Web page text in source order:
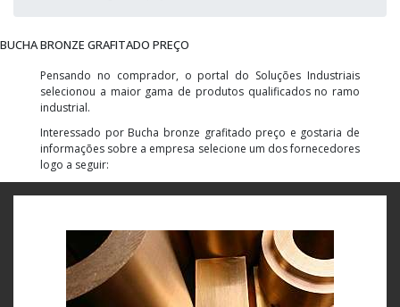
BUCHA BRONZE GRAFITADO PREÇO
Pensando no comprador, o portal do Soluções Industriais
selecionou a maior gama de produtos qualificados no ramo
industrial.
Interessado por Bucha bronze grafitado preço e gostaria de
informações sobre a empresa selecione um dos fornecedores
logo a seguir: